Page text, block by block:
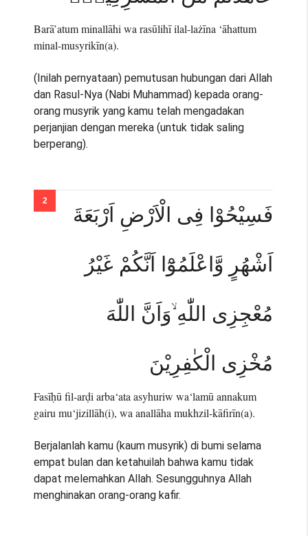
Barā’atum minallāhi wa rasūlihī ilal-lażīna ‘āhattum
minal-musyrikīn(a).
(Inilah pernyataan) pemutusan hubungan dari Allah
dan Rasul-Nya (Nabi Muhammad) kepada orang-
orang musyrik yang kamu telah mengadakan
perjanjian dengan mereka (untuk tidak saling
berperang).
فَسِيْحُوْا فِى الْاَرْضِ اَرْبَعَةَ
اَشْهُرٍ وَّاعْلَمُوْٓا اَنَّكُمْ غَيْرُ
مُعْجِزِى اللّٰهِ ۙوَاَنَّ اللّٰهَ
مُخْزِى الْكٰفِرِيْنَ
Fasīḥū fil-arḍi arba‘ata asyhuriw wa‘lamū annakum
gairu mu‘jizillāh(i), wa anallāha mukhzil-kāfirīn(a).
Berjalanlah kamu (kaum musyrik) di bumi selama
empat bulan dan ketahuilah bahwa kamu tidak
dapat melemahkan Allah. Sesungguhnya Allah
menghinakan orang-orang kafir.